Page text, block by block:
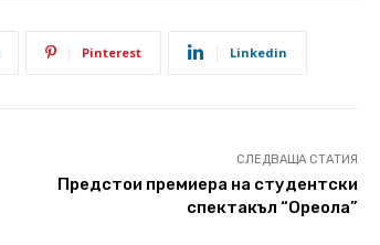
Pinterest Linkedin
СЛЕДВАЩА СТАТИЯ
Предстои премиера на студентски
спектакъл “Ореола”